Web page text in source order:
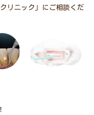
リニック」にご相談くだ